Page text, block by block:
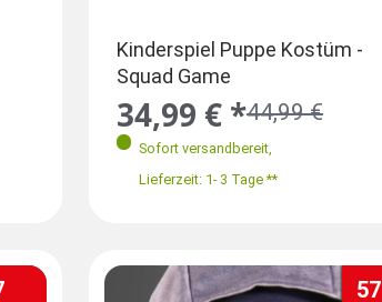
Roter Overall Squid Game
39,99 €
34,99 € *
Sofort versandbereit,
Lieferzeit: 1- 3 Tage **
Größen
M-L 48-50 XL 52
Kinderspiel Puppe Kostüm -
Squad Game
44,99 €
34,99 € *
Sofort versandbereit,
Lieferzeit: 1- 3 Tage **
57